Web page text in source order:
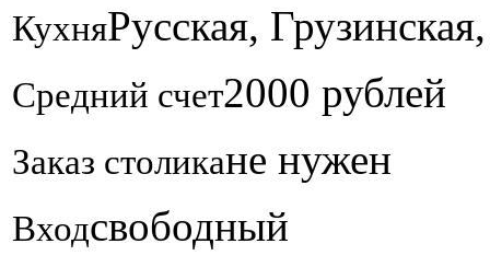
КухняРусская,
Средний счет2000 рублей
Заказ столикане нужен
Входсвободный